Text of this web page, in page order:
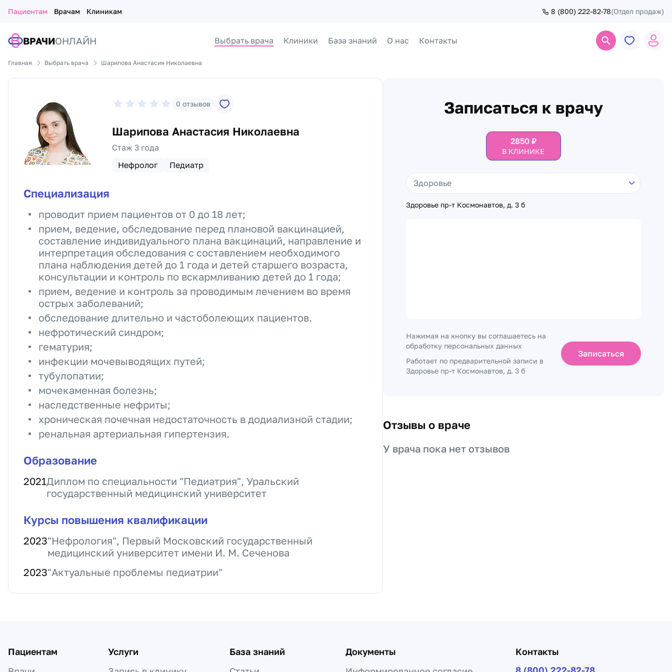
Пациентам Врачам Клиникам 8 (800) 222-82-78(Отдел продаж)
ВРАЧИОНЛАЙН Выбрать врача Клиники База знаний О нас Контакты
Главная Выбрать врача Шарипова Анастасия Николаевна
0 отзывов
Шарипова Анастасия Николаевна
Стаж 3 года
Нефролог
Педиатр
Специализация
проводит прием пациентов от 0 до 18 лет;
прием, ведение, обследование перед плановой вакцинацией,
составление индивидуального плана вакцинаций, направление и
интерпретация обследования с составлением необходимого
плана наблюдения детей до 1 года и детей старшего возраста,
консультации и контроль по вскармливанию детей до 1 года;
прием, ведение и контроль за проводимым лечением во время
острых заболеваний;
обследование длительно и частоболеющих пациентов.
нефротический синдром;
гематурия;
инфекции мочевыводящих путей;
тубулопатии;
мочекаменная болезнь;
наследственные нефриты;
хроническая почечная недостаточность в додиализной стадии;
ренальная артериальная гипертензия.
Образование
2021Диплом по специальности "Педиатрия", Уральский
государственный медицинский университет
Курсы повышения квалификации
2023"Нефрология", Первый Московский государственный
медицинский университет имени И. М. Сеченова
2023"Актуальные проблемы педиатрии"
Записаться к врачу
2850₽
В КЛИНИКЕ
Здоровье пр-т Космонавтов, д. 3 б
Нажимая на кнопку вы соглашаетесь на
обработку персональных данных
Работает по предварительной записи в
Здоровье пр-т Космонавтов, д. 3 б
Записаться
Отзывы о враче
У врача пока нет отзывов
Пациентам
Услуги
База знаний
Документы
Контакты